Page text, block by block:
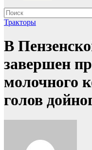
Тракторы
В
завершен
молочного
голов